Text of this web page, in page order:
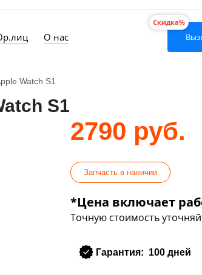
О нас
Скидка%
Watch S1
S1
2790 руб.
Запчасть в наличии
*Цена включает
Точную стоимость
Гарантия: 100 дней